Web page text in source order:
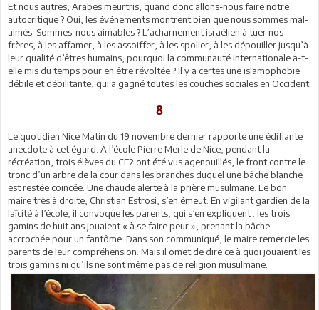
Et nous autres, Arabes meurtris, quand donc allons-nous faire notre
autocritique ? Oui, les événements montrent bien que nous sommes mal-
aimés. Sommes-nous aimables ? L’acharnement israélien à tuer nos
frères, à les affamer, à les assoiffer, à les spolier, à les dépouiller jusqu’à
leur qualité d’êtres humains, pourquoi la communauté internationale a-t-
elle mis du temps pour en être révoltée ? Il y a certes une islamophobie
débile et débilitante, qui a gagné toutes les couches sociales en Occident.
8
Le quotidien Nice Matin du 19 novembre dernier rapporte une édifiante
anecdote à cet égard. À l’école Pierre Merle de Nice, pendant la
récréation, trois élèves du CE2 ont été vus agenouillés, le front contre le
tronc d’un arbre de la cour dans les branches duquel une bâche blanche
est restée coincée. Une chaude alerte à la prière musulmane. Le bon
maire très à droite, Christian Estrosi, s’en émeut. En vigilant gardien de la
laïcité à l’école, il convoque les parents, qui s’en expliquent : les trois
gamins de huit ans jouaient « à se faire peur », prenant la bâche
accrochée pour un fantôme. Dans son communiqué, le maire remercie les
parents de leur compréhension. Mais il omet de dire ce à quoi jouaient les
trois gamins ni qu’ils ne sont même pas de religion musulmane.